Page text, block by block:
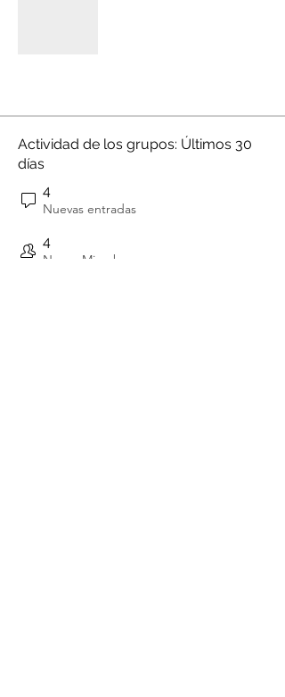
Actividad de los grupos: Últimos 30
días
4
Nuevas entradas
4
Nueva Miembros